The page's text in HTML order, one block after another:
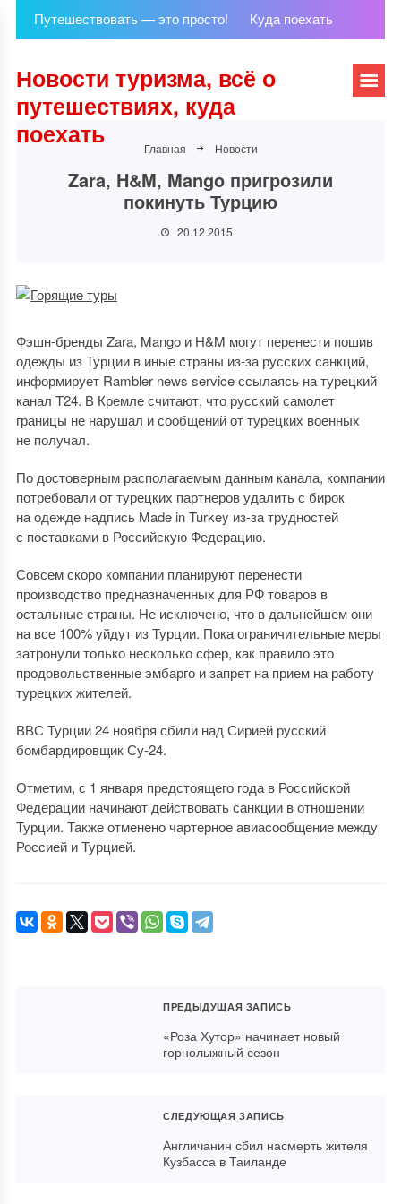
Путешествовать — это просто! Куда поехать
Новости туризма, всё о
путешествиях, куда
поехать
Главная Новости
Zara, H&M, Mango пригрозили
покинуть Турцию
20.12.2015
Фэшн-бренды Zara, Mango и H&M могут перенести пошив
одежды из Турции в иные страны из-за русских санкций,
информирует Rambler news service ссылаясь на турецкий
канал T24. В Кремле считают, что русский самолет
границы не нарушал и сообщений от турецких военных
не получал.
По достоверным располагаемым данным канала, компании
потребовали от турецких партнеров удалить с бирок
на одежде надпись Made in Turkey из-за трудностей
с поставками в Российскую Федерацию.
Совсем скоро компании планируют перенести
производство предназначенных для РФ товаров в
остальные страны. Не исключено, что в дальнейшем они
на все 100% уйдут из Турции. Пока ограничительные меры
затронули только несколько сфер, как правило это
продовольственные эмбарго и запрет на прием на работу
турецких жителей.
ВВС Турции 24 ноября сбили над Сирией русский
бомбардировщик Су-24.
Отметим, с 1 января предстоящего года в Российской
Федерации начинают действовать санкции в отношении
Турции. Также отменено чартерное авиасообщение между
Россией и Турцией.
ПРЕДЫДУЩАЯ ЗАПИСЬ
«Роза Хутор» начинает новый
горнолыжный сезон
СЛЕДУЮЩАЯ ЗАПИСЬ
Англичанин сбил насмерть жителя
Кузбасса в Таиланде